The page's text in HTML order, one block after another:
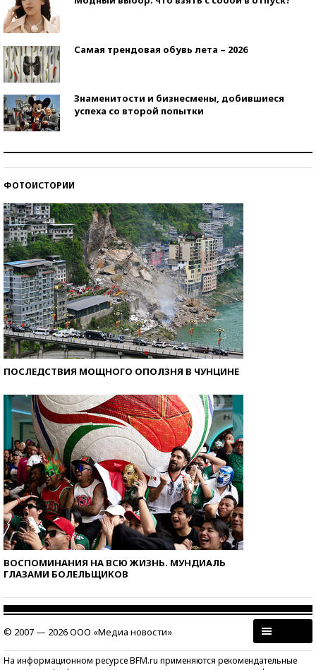
Самая трендовая обувь лета – 2026
Знаменитости и бизнесмены, добившиеся
успеха со второй попытки
ФОТОИСТОРИИ
ПОСЛЕДСТВИЯ МОЩНОГО ОПОЛЗНЯ В ЧУНЦИНЕ
ВОСПОМИНАНИЯ НА ВСЮ ЖИЗНЬ. МУНДИАЛЬ
ГЛАЗАМИ БОЛЕЛЬЩИКОВ
© 2007 — 2026 ООО «Медиа новости»
На информационном ресурсе BFM.ru применяются рекомендательные